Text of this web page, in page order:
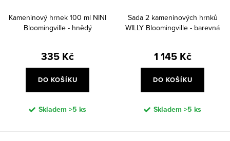
Kameninový hrnek 100 ml NINI
Bloomingville - hnědý
335 Kč
DO KOŠÍKU
Skladem >5 ks
Sada 2 kameninových hrnků
WILLY Bloomingville - barevná
1 145 Kč
DO KOŠÍKU
Skladem >5 ks